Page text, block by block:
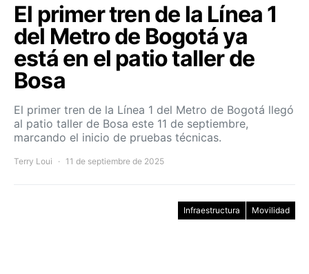
El primer tren de la Línea 1
del Metro de Bogotá ya
está en el patio taller de
Bosa
El primer tren de la Línea 1 del Metro de Bogotá llegó
al patio taller de Bosa este 11 de septiembre,
marcando el inicio de pruebas técnicas.
Terry Loui 11 de septiembre de 2025
Infraestructura Movilidad